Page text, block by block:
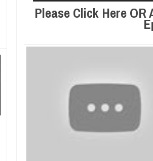
Please Click Here OR